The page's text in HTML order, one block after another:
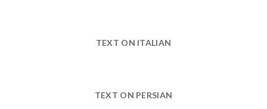
TEXT ON ITALIAN
TEXT ON PERSIAN